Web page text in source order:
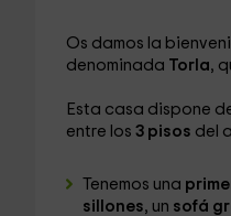
Os damos la
denominada Torla,
Esta casa dispone
entre los 3 pisos del
Tenemos una
sillones, un sofá